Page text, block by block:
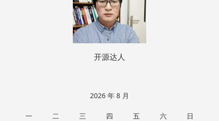
开源达人
2026 年 8 月
一 二 三 四 五 六
日